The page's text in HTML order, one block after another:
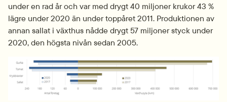
under en rad år och var med drygt 40 miljoner krukor 43 %
lägre under 2020 än under toppåret 2011. Produktionen av
annan sallat i växthus nådde drygt 57 miljoner styck under
2020, den högsta nivån sedan 2005.